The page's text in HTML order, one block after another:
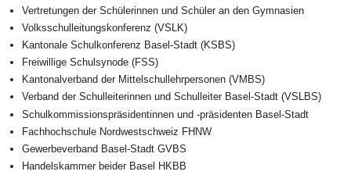
Vertretungen der Schülerinnen und Schüler an den Gymnasien
Volksschulleitungskonferenz (VSLK)
Kantonale Schulkonferenz Basel-Stadt (KSBS)
Freiwillige Schulsynode (FSS)
Kantonalverband der Mittelschullehrpersonen (VMBS)
Verband der Schulleiterinnen und Schulleiter Basel-Stadt (VSLBS)
Schulkommissionspräsidentinnen und -präsidenten Basel-Stadt
Fachhochschule Nordwestschweiz FHNW
Gewerbeverband Basel-Stadt GVBS
Handelskammer beider Basel HKBB